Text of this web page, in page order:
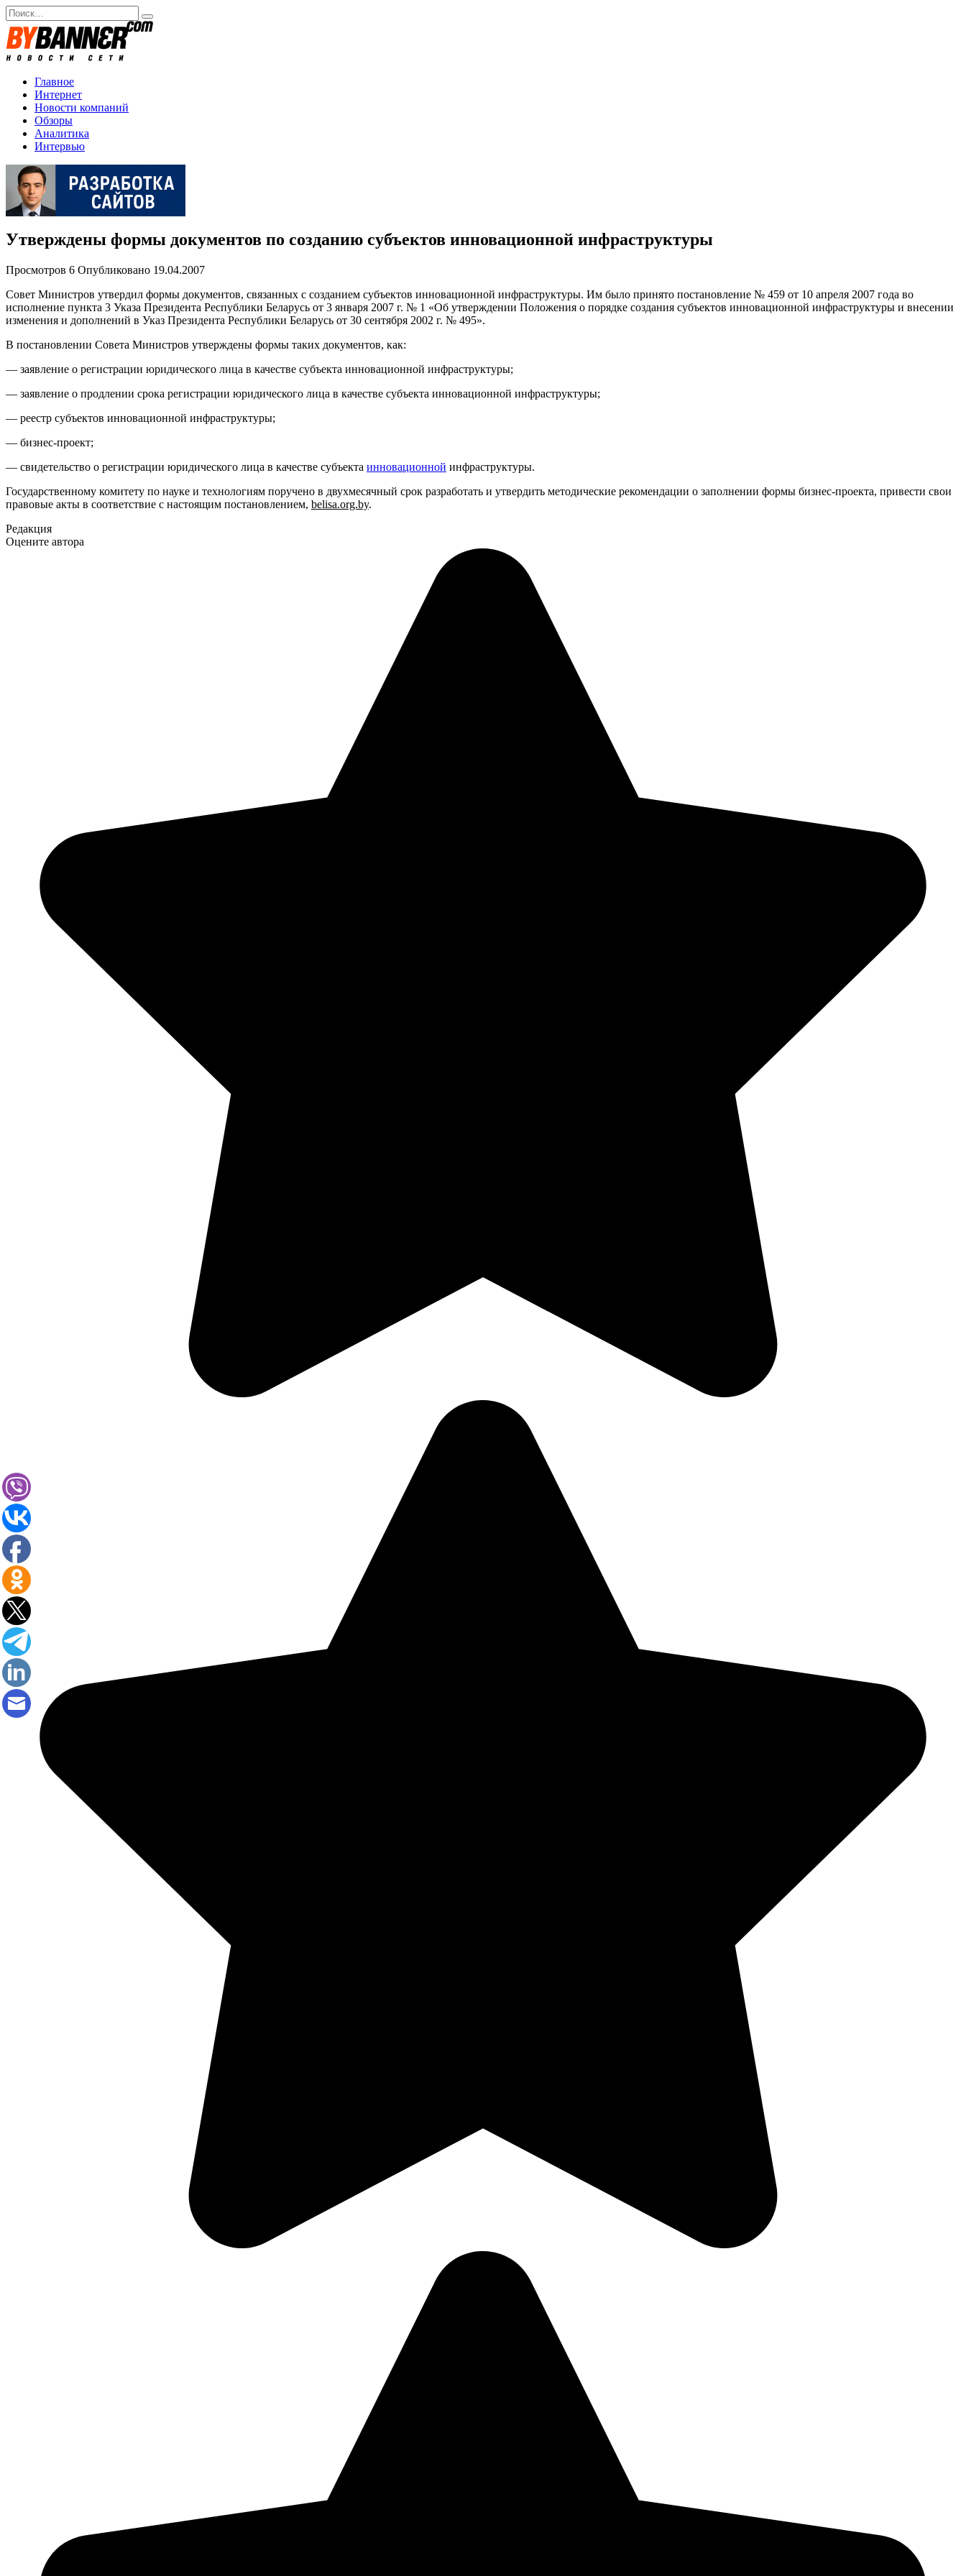
Перейти
к
содержанию
Search
for:
Главное
Интернет
Новости компаний
Обзоры
Аналитика
Интервью
Утверждены формы документов по созданию субъектов инновационной инфраструктуры
Просмотров 6 Опубликовано 19.04.2007
Совет Министров утвердил формы документов, связанных с созданием субъектов инновационной инфраструктуры. Им было принято постановление № 459 от 10 апреля 2007 года во
исполнение пункта 3 Указа Президента Республики Беларусь от 3 января 2007 г. № 1 «Об утверждении Положения о порядке создания субъектов инновационной инфраструктуры и внесении
изменения и дополнений в Указ Президента Республики Беларусь от 30 сентября 2002 г. № 495».
В постановлении Совета Министров утверждены формы таких документов, как:
— заявление о регистрации юридического лица в качестве субъекта инновационной инфраструктуры;
— заявление о продлении срока регистрации юридического лица в качестве субъекта инновационной инфраструктуры;
— реестр субъектов инновационной инфраструктуры;
— бизнес-проект;
— свидетельство о регистрации юридического лица в качестве субъекта инновационной инфраструктуры.
Государственному комитету по науке и технологиям поручено в двухмесячный срок разработать и утвердить методические рекомендации о заполнении формы бизнес-проекта, привести свои
правовые акты в соответствие с настоящим постановлением, belisa.org.by.
Редакция
Оцените автора